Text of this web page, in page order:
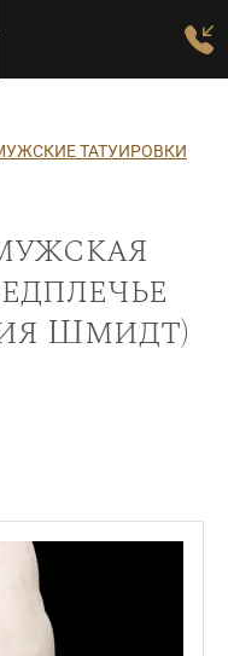
ТАТУИРОВКИ
Шмидт)